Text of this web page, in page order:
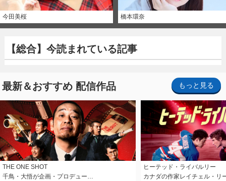
今田美桜 橋本環奈
【総合】今読まれている記事
最新＆おすすめ 配信作品 もっと見る
THE ONE SHOT
千鳥・大悟が企画・プロデュー…
ヒーテッド・ライバルリー
カナダの作家レイチェル・リ